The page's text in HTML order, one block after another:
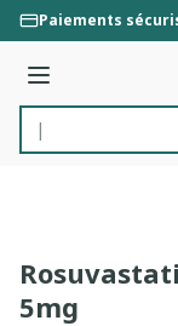
Aller au contenu
Paiements
Menu
Rechercher
5mg